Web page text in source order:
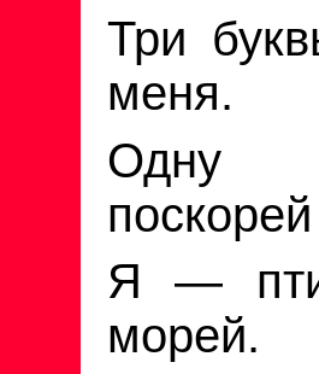
Три
меня.
Одну
Я —
морей.